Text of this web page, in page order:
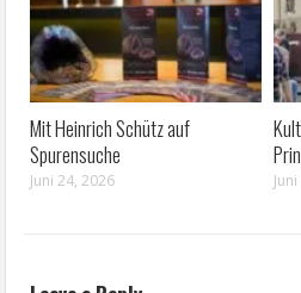
Mit Heinrich Schütz auf
Spurensuche
Juni 24, 2026